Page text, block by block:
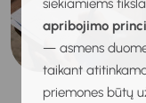
siekiamiems
apribojimo
— asmens
taikant
priemones būtų